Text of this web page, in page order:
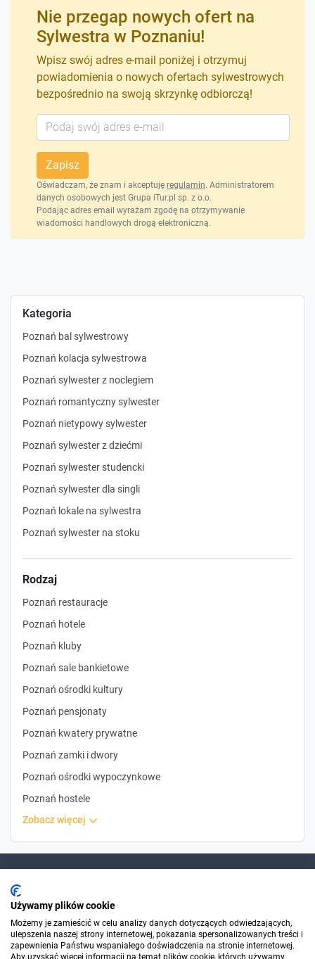
Kategoria
Poznań bal sylwestrowy
Poznań kolacja sylwestrowa
Poznań sylwester z noclegiem
Poznań romantyczny sylwester
Poznań nietypowy sylwester
Poznań sylwester z dziećmi
Poznań sylwester studencki
Poznań sylwester dla singli
Poznań lokale na sylwestra
Poznań sylwester na stoku
Rodzaj
Poznań restauracje
Poznań hotele
Poznań kluby
Poznań sale bankietowe
Poznań ośrodki kultury
Poznań pensjonaty
Poznań kwatery prywatne
Poznań zamki i dwory
Poznań ośrodki wypoczynkowe
Poznań hostele
zobacz więcej
Nie przegap nowych ofert na
Sylwestra w Poznaniu!
Wpisz swój adres e-mail poniżej i otrzymuj
powiadomienia o nowych ofertach sylwestrowych
bezpośrednio na swoją skrzynkę odbiorczą!
Zapisz
Oświadczam, że znam i akceptuję regulamin. Administratorem
danych osobowych jest Grupa iTur.pl sp. z o.o.
Podając adres email wyrażam zgodę na otrzymywanie
wiadomości handlowych drogą elektroniczną.
Dla szukających
Dla organizatorów
Używamy plików cookie
Możemy je zamieścić w celu analizy danych dotyczących odwiedzających,
ulepszenia naszej strony internetowej, pokazania spersonalizowanych treści i
zapewnienia Państwu wspaniałego doświadczenia na stronie internetowej.
Aby uzyskać więcej informacji na temat plików cookie, których używamy,